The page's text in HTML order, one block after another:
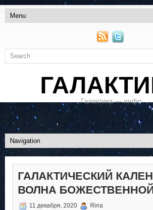
Галактика — инфо
ГАЛАКТИЧЕСКИЙ
ВОЛНА
11 декабря, 2020 Rina